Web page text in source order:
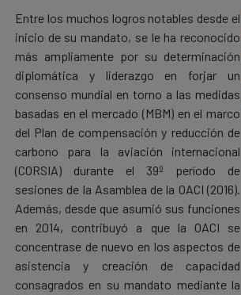
Entre los muchos logros notables desde el
inicio de su mandato, se le ha reconocido
más ampliamente por su determinación
diplomática y liderazgo en forjar un
consenso mundial en torno a las medidas
basadas en el mercado (MBM) en el marco
del Plan de compensación y reducción de
carbono para la aviación internacional
(CORSIA) durante el 39º período de
sesiones de la Asamblea de la OACI (2016).
Además, desde que asumió sus funciones
en 2014, contribuyó a que la OACI se
concentrase de nuevo en los aspectos de
asistencia y creación de capacidad
consagrados en su mandato mediante la